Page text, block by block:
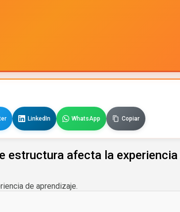
LinkedIn WhatsApp Copiar
afecta la experiencia